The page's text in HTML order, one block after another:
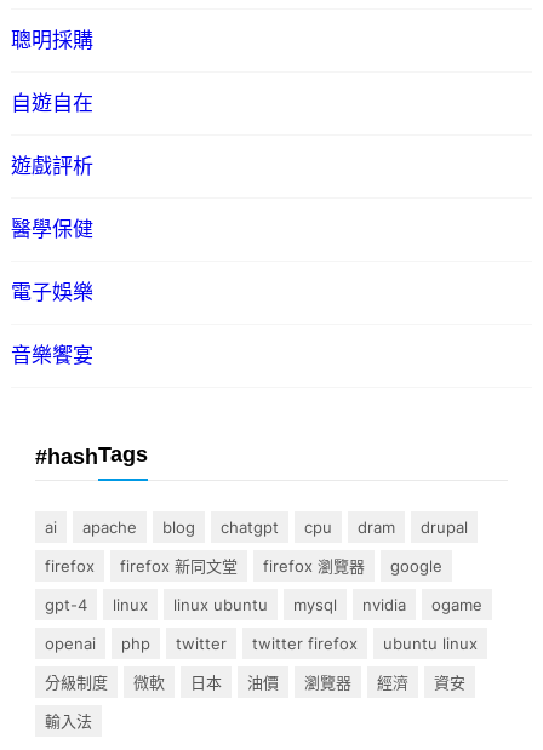
聰明採購
自遊自在
遊戲評析
醫學保健
電子娛樂
音樂饗宴
#hashTags
ai apache blog chatgpt cpu dram
drupal
firefox
firefox 新同文堂 firefox 瀏覽器
google
gpt-4
linux linux ubuntu mysql nvidia
ogame
openai
php twitter twitter firefox
ubuntu linux
分級制度
微軟 日本 油價 瀏覽器 經濟
資安
輸入法